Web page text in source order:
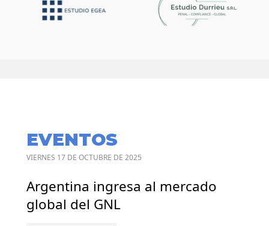
EVENTOS
VIERNES 17 DE OCTUBRE DE 2025
Argentina ingresa al mercado
global del GNL